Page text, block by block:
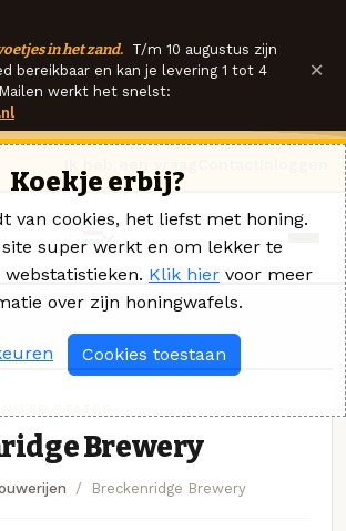
in het zand. T/m 10 augustus zijn
bereikbaar en kan je levering 1 tot 4
werkt het snelst:
×
Brewery
Breckenridge Brewery
Koekje erbij?
van cookies, het liefst met honing.
super werkt en om lekker te
Klik hier voor meer
over zijn honingwafels.
Cookies toestaan